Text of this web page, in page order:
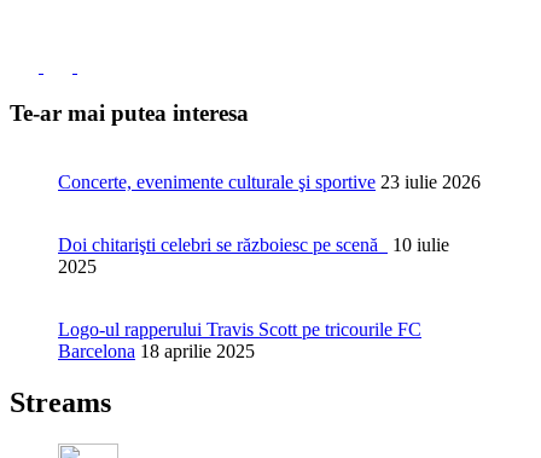
Te-ar mai putea interesa
Concerte, evenimente culturale şi sportive 23 iulie 2026
Doi chitarişti celebri se războiesc pe scenă
10 iulie
2025
Logo-ul rapperului Travis Scott pe tricourile FC
Barcelona 18 aprilie 2025
Streams